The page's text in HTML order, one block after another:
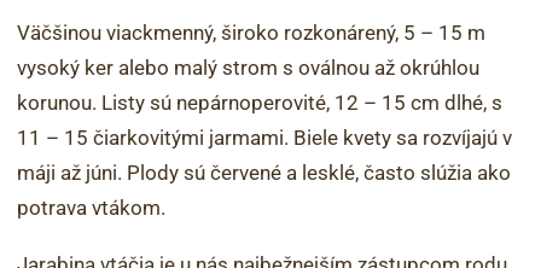
Väčšinou viackmenný, široko rozkonárený, 5 – 15 m
vysoký ker alebo malý strom s oválnou až okrúhlou
korunou. Listy sú nepárnoperovité, 12 – 15 cm dlhé, s
11 – 15 čiarkovitými jarmami. Biele kvety sa rozvíjajú v
máji až júni. Plody sú červené a lesklé, často slúžia ako
potrava vtákom.